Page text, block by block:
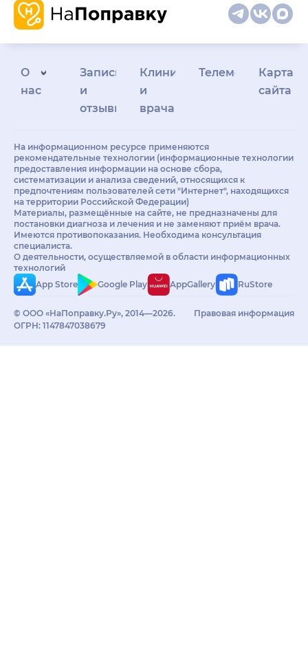
О
нас
Запись
и
отзывы
Клиникам
и
врачам
Телемедицина
Карта
сайта
На информационном ресурсе применяются
рекомендательные технологии (информационные технологии
предоставления информации на основе сбора,
систематизации и анализа сведений, относящихся к
предпочтениям пользователей сети "Интернет", находящихся
на территории Российской Федерации)
Материалы, размещённые на сайте, не предназначены для
постановки диагноза и лечения и не заменяют приём врача.
Имеются противопоказания. Необходима консультация
специалиста.
О деятельности, осуществляемой в области информационных
технологий
App Store
Google Play AppGallery RuStore
© ООО «НаПоправку.Ру», 2014—2026.
ОГРН: 1147847038679
Правовая информация